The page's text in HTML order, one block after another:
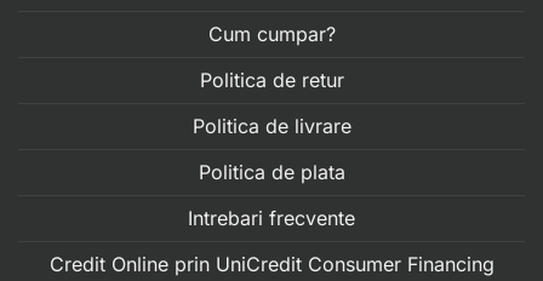
Cum cumpar?
Politica de retur
Politica de livrare
Politica de plata
Intrebari frecvente
Credit Online prin UniCredit Consumer Financing